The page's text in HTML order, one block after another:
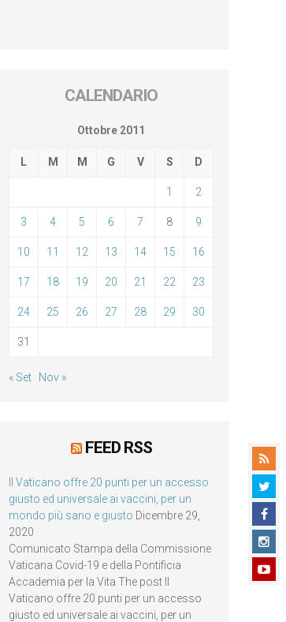
CALENDARIO
Ottobre 2011
L M M G V S D
1 2
3 4 5 6 7 8 9
10 11 12 13 14 15 16
17 18 19 20 21 22 23
24 25 26 27 28 29 30
31
« Set Nov »
FEED RSS
Il Vaticano offre 20 punti per un accesso
giusto ed universale ai vaccini, per un
mondo più sano e giusto Dicembre 29,
2020
Comunicato Stampa della Commissione
Vaticana Covid-19 e della Pontificia
Accademia per la Vita The post Il
Vaticano offre 20 punti per un accesso
giusto ed universale ai vaccini, per un